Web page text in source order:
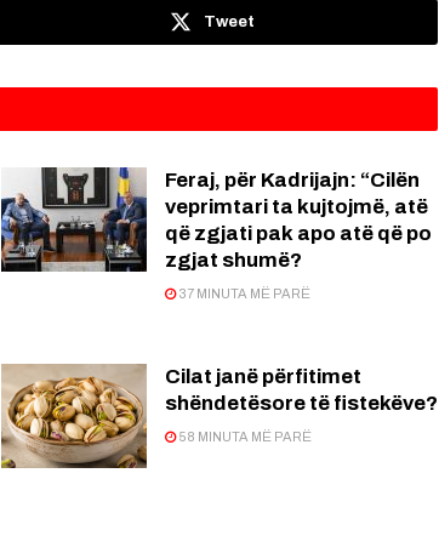
Tweet
Feraj, për Kadrijajn: “Cilën
veprimtari ta kujtojmë, atë
që zgjati pak apo atë që po
zgjat shumë?
37 MINUTA MË PARË
Cilat janë përfitimet
shëndetësore të fistekëve?
58 MINUTA MË PARË